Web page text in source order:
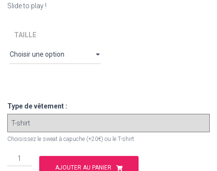
Slide to play !
TAILLE
Type de vêtement :
Choisissez le sweat à capuche (+20€) ou le T-shirt
quantité
de
AJOUTER AU PANIER